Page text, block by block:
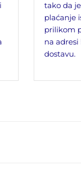
tako da
plaćanje
prilikom
na adresi
dostavu.